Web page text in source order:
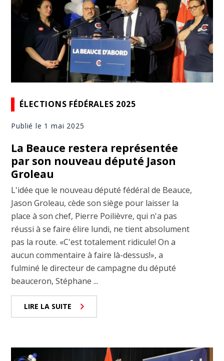
ÉLECTIONS FÉDÉRALES 2025
Publié le 1 mai 2025
La Beauce restera représentée
par son nouveau député Jason
Groleau
L'idée que le nouveau député fédéral de Beauce,
Jason Groleau, cède son siège pour laisser la
place à son chef, Pierre Poilièvre, qui n'a pas
réussi à se faire élire lundi, ne tient absolument
pas la route. «C'est totalement ridicule! On a
aucun commentaire à faire là-dessus!», a
fulminé le directeur de campagne du député
beauceron, Stéphane ...
LIRE LA SUITE